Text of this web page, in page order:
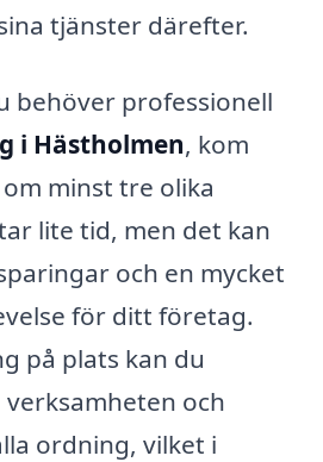
tjänster därefter.
behöver professionell
i Hästholmen, kom
minst tre olika
lite tid, men det kan
och en mycket
för ditt företag.
på plats kan du
och
ordning, vilket i